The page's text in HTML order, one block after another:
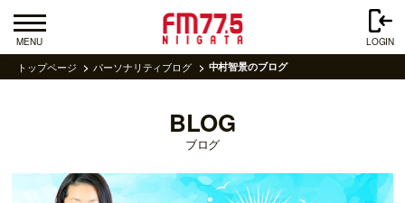
MENU LOGIN
トップページ パーソナリティブログ 中村智景のブログ
BLOG
ブログ